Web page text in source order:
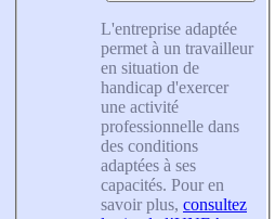
L'entreprise adaptée
permet à un travailleur
en situation de
handicap d'exercer
une activité
professionnelle dans
des conditions
adaptées à ses
capacités. Pour en
savoir plus, consultez